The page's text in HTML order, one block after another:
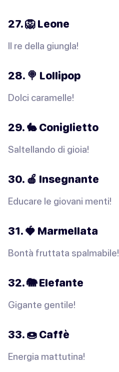
27. 🦁 Leone
Il re della giungla!
28. 🍭 Lollipop
Dolci caramelle!
29. 🐇 Coniglietto
Saltellando di gioia!
30. 🍎 Insegnante
Educare le giovani menti!
31. 🍓 Marmellata
Bontà fruttata spalmabile!
32. 🐘 Elefante
Gigante gentile!
33. 🍩 Caffè
Energia mattutina!